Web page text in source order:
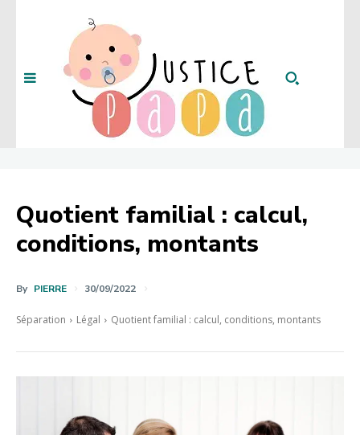
Quotient familial : calcul,
conditions, montants
By PIERRE 30/09/2022
Séparation Légal Quotient familial : calcul, conditions, montants